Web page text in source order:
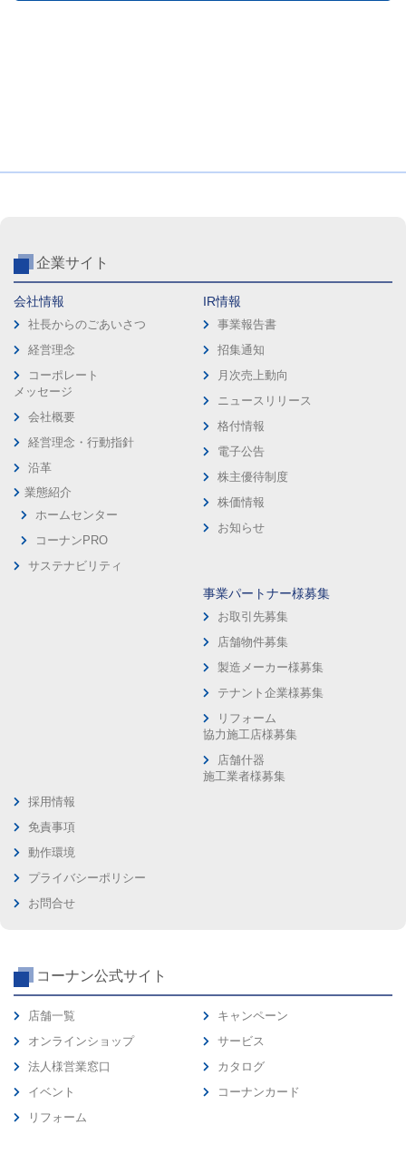
企業サイト
会社情報
社長からのごあいさつ
経営理念
コーポレート
メッセージ
会社概要
経営理念・行動指針
沿革
業態紹介
ホームセンター
コーナンPRO
サステナビリティ
IR情報
事業報告書
招集通知
月次売上動向
ニュースリリース
格付情報
電子公告
株主優待制度
株価情報
お知らせ
事業パートナー様募集
お取引先募集
店舗物件募集
製造メーカー様募集
テナント企業様募集
リフォーム
協力施工店様募集
店舗什器
施工業者様募集
採用情報
免責事項
動作環境
プライバシーポリシー
お問合せ
コーナン公式サイト
店舗一覧
オンラインショップ
法人様営業窓口
イベント
リフォーム
キャンペーン
サービス
カタログ
コーナンカード